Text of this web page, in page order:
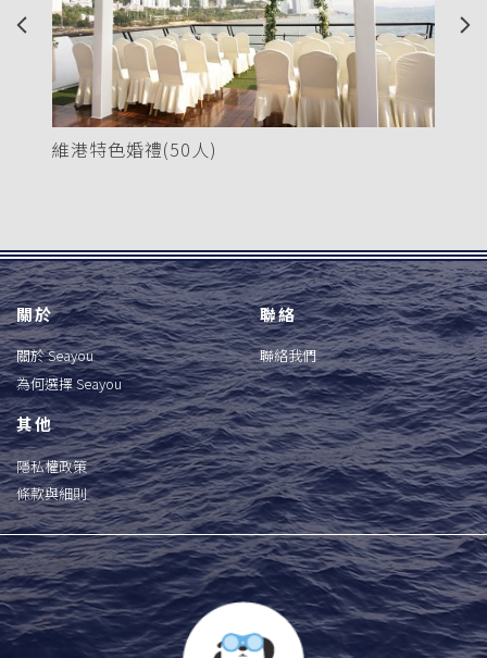
Previous
香港仔特色婚禮(120人)
關於
關於 Seayou
為何選擇 Seayou
聯絡
聯絡我們
其他
隱私權政策
條款與細則